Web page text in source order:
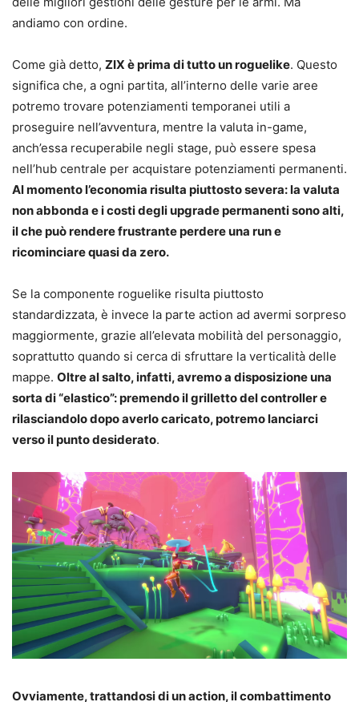
andiamo con ordine.
Come già detto, ZIX è prima di tutto un roguelike. Questo
significa che, a ogni partita, all’interno delle varie aree
potremo trovare potenziamenti temporanei utili a
proseguire nell’avventura, mentre la valuta in-game,
anch’essa recuperabile negli stage, può essere spesa
nell’hub centrale per acquistare potenziamenti permanenti.
Al momento l’economia risulta piuttosto severa: la valuta
non abbonda e i costi degli upgrade permanenti sono alti,
il che può rendere frustrante perdere una run e
ricominciare quasi da zero.
Se la componente roguelike risulta piuttosto
standardizzata, è invece la parte action ad avermi sorpreso
maggiormente, grazie all’elevata mobilità del personaggio,
soprattutto quando si cerca di sfruttare la verticalità delle
mappe. Oltre al salto, infatti, avremo a disposizione una
sorta di “elastico”: premendo il grilletto del controller e
rilasciandolo dopo averlo caricato, potremo lanciarci
verso il punto desiderato.
Ovviamente, trattandosi di un action, il combattimento